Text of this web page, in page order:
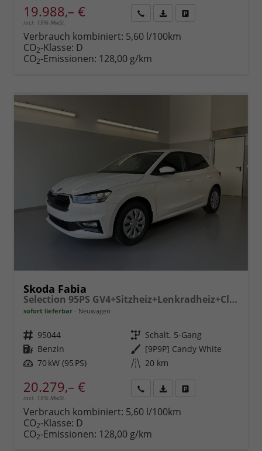
19.988,– €
incl. 19% MwSt.
anfordern
Datei,
Verbrauch kombiniert: 5,60 l/100km
CO2-Klasse: D
CO2-Emissionen: 128,00 g/km
Skoda Fabia
Selection 95PS GV4+Sitzheiz+Lenkradheiz+Climatronic+Sunset+AppConnect+PDC
sofort lieferbar Neuwagen
Fahrzeugnr. 95044 Getriebe Schalt. 5-Gang
Kraftstoff Benzin Außenfarbe [9P9P] Candy White
Leistung 70 kW (95 PS) Kilometerstand 20 km
20.279,– €
incl. 19% MwSt.
anfordern
Datei,
Verbrauch kombiniert: 5,60 l/100km
CO2-Klasse: D
CO2-Emissionen: 128,00 g/km